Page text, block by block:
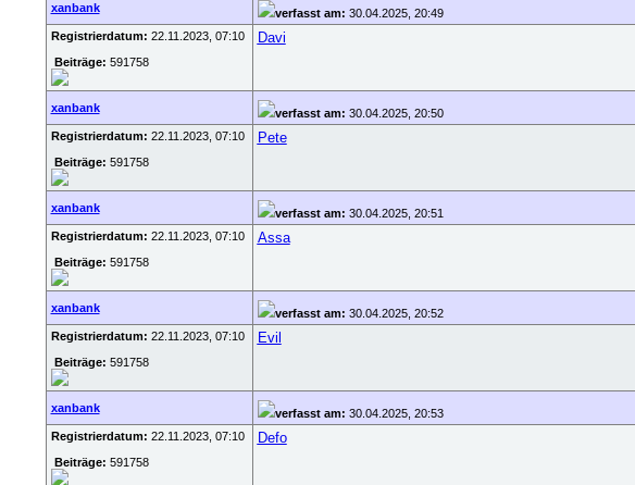
xanbank verfasst am: 30.04.2025, 20:49
Registrierdatum: 22.11.2023, 07:10
Beiträge: 591758
Davi
xanbank verfasst am: 30.04.2025, 20:50
Registrierdatum: 22.11.2023, 07:10
Beiträge: 591758
Pete
xanbank verfasst am: 30.04.2025, 20:51
Registrierdatum: 22.11.2023, 07:10
Beiträge: 591758
Assa
xanbank verfasst am: 30.04.2025, 20:52
Registrierdatum: 22.11.2023, 07:10
Beiträge: 591758
Evil
xanbank verfasst am: 30.04.2025, 20:53
Registrierdatum: 22.11.2023, 07:10
Beiträge: 591758
Defo